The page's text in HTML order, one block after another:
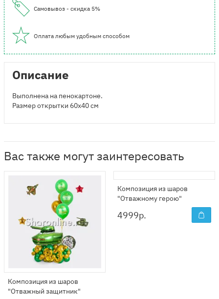
Самовывоз - скидка 5%
Оплата любым удобным способом
Описание
Выполнена на пенокартоне.
Размер открытки 60х40 см
Вас также могут заинтересовать
Композиция из шаров
"Отважный защитник"
Композиция из шаров
"Отважному герою"
4999р.